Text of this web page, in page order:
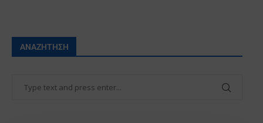
ΑΝΑΖΉΤΗΣΗ